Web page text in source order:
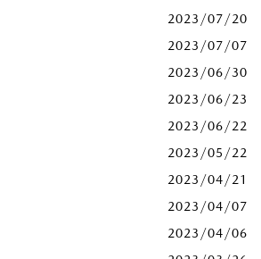
2023/07/20
2023/07/07
2023/06/30
2023/06/23
2023/06/22
2023/05/22
2023/04/21
2023/04/07
2023/04/06